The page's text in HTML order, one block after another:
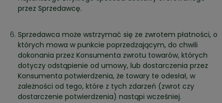
przez Sprzedawcę.
Sprzedawca może wstrzymać się ze zwrotem płatności, o
których mowa w punkcie poprzedzającym, do chwili
dokonania przez Konsumenta zwrotu towarów, których
dotyczy odstąpienie od umowy, lub dostarczenia przez
Konsumenta potwierdzenia, że towary te odesłał, w
zależności od tego, które z tych zdarzeń (zwrot czy
dostarczenie potwierdzenia) nastąpi wcześniej.